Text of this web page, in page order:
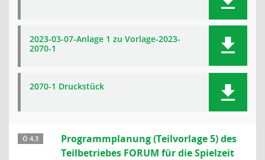
2023-03-07-Anlage 1 zu Vorlage-2023-
2070-1
2070-1 Druckstück
Ö 4.3
Programmplanung (Teilvorlage 5) des
Teilbetriebes FORUM für die Spielzeit